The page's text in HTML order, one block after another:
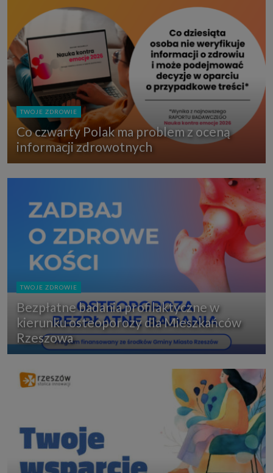
TWOJE ZDROWIE
Co czwarty Polak ma problem z oceną
informacji zdrowotnych
TWOJE ZDROWIE
Bezpłatne badania profilaktyczne w
kierunku osteoporozy dla Mieszkańców
Rzeszowa